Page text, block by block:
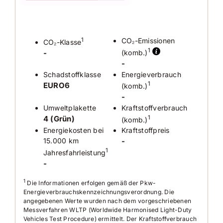
✓ Automatik Park
Heckensensoren
Tuner
Klimaautomatik 3-Zonen
Multifunktionslederlenkrad heizbar
• elektr. Fensterheber vorn und hinten
Außenspiegel elektr. verstell-/ heiz-/
• Außenspiegel rechts mit autom. Absenkfunktion
LED Tagfahrlicht
LED Heckleuchten mit dynamischem Blinklicht
LED Nebelscheinwerfer
• Einschaltautomatik für Fahrlicht
Coming Home / Leaving Home
• Innenspiegel mit Abblendautomatik
• Winter-Paket
• Dachreling
• Müdigkeitserkennungs-Sensor
CO₂-Klasse1
-
CO₂-Emissionen
(komb.)1
-
Schadstoffklasse
EURO6
Energieverbrauch
(komb.)1
-
Umweltplakette
4 (Grün)
Kraftstoffverbrauch
(komb.)1
Energiekosten bei
15.000 km
Jahresfahrleistung1
-
Kraftstoffpreis
-
1 Die Informationen erfolgen gemäß der Pkw-
Energieverbrauchskennzeichnungsverordnung. Die
angegebenen Werte wurden nach dem vorgeschriebenen
Messverfahren WLTP (Worldwide Harmonised Light-Duty
Vehicles Test Procedure) ermittelt. Der Kraftstoffverbrauch